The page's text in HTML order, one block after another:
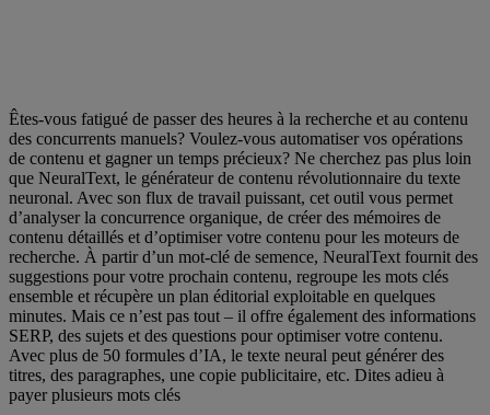
Êtes-vous fatigué de passer des heures à la recherche et au contenu
des concurrents manuels? Voulez-vous automatiser vos opérations
de contenu et gagner un temps précieux? Ne cherchez pas plus loin
que NeuralText, le générateur de contenu révolutionnaire du texte
neuronal. Avec son flux de travail puissant, cet outil vous permet
d’analyser la concurrence organique, de créer des mémoires de
contenu détaillés et d’optimiser votre contenu pour les moteurs de
recherche. À partir d’un mot-clé de semence, NeuralText fournit des
suggestions pour votre prochain contenu, regroupe les mots clés
ensemble et récupère un plan éditorial exploitable en quelques
minutes. Mais ce n’est pas tout – il offre également des informations
SERP, des sujets et des questions pour optimiser votre contenu.
Avec plus de 50 formules d’IA, le texte neural peut générer des
titres, des paragraphes, une copie publicitaire, etc. Dites adieu à
payer plusieurs mots clés